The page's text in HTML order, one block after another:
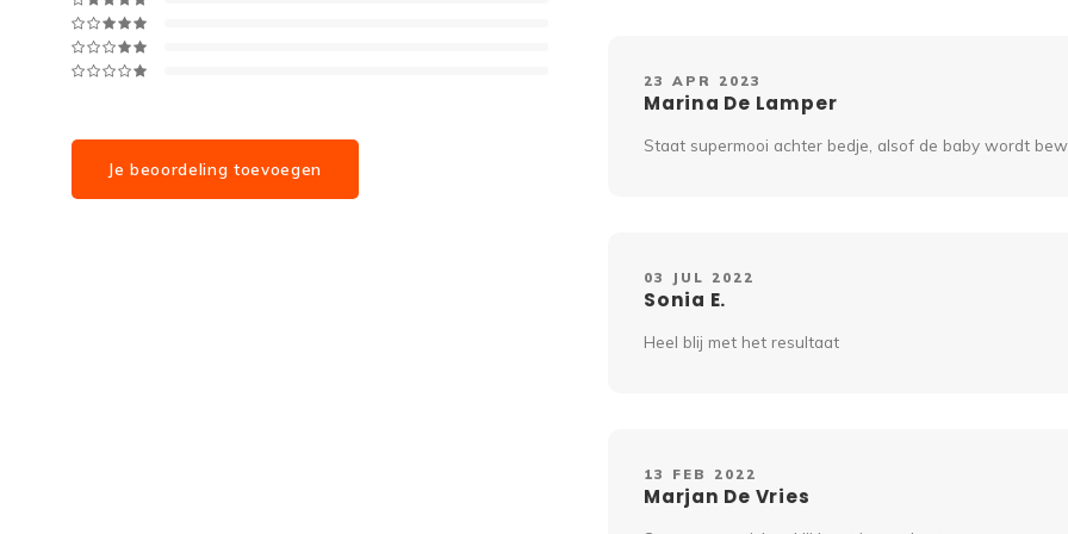
Je beoordeling toevoegen
23 APR 2023
Marina De Lamper
Staat supermooi achter bedje, alsof de baby wordt
03 JUL 2022
Sonia E.
Heel blij met het resultaat
13 FEB 2022
Marjan De Vries